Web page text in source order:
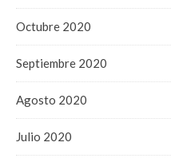
Octubre 2020
Septiembre 2020
Agosto 2020
Julio 2020